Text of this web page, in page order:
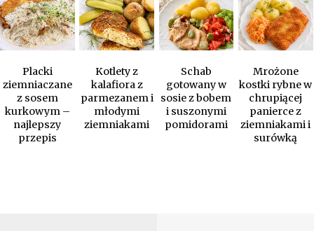
Placki
ziemniaczane
z sosem
kurkowym –
najlepszy
przepis
Kotlety z
kalafiora z
parmezanem i
młodymi
ziemniakami
Schab
gotowany w
sosie z bobem
i suszonymi
pomidorami
Mrożone
kostki rybne w
chrupiącej
panierce z
ziemniakami i
surówką